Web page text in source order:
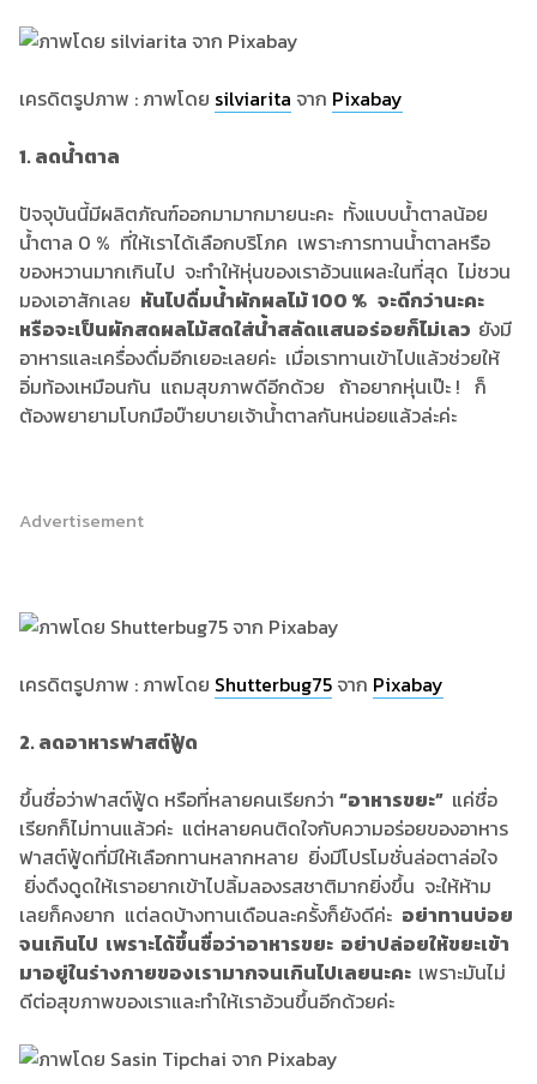
เครดิตรูปภาพ : ภาพโดย silviarita จาก Pixabay
1. ลดน้ำตาล
ปัจจุบันนี้มีผลิตภัณฑ์ออกมามากมายนะคะ ทั้งแบบน้ำตาลน้อย
น้ำตาล 0 % ที่ให้เราได้เลือกบริโภค เพราะการทานน้ำตาลหรือ
ของหวานมากเกินไป จะทำให้หุ่นของเราอ้วนแผละในที่สุด ไม่ชวน
มองเอาสักเลย หันไปดื่มน้ำผักผลไม้ 100 % จะดีกว่านะคะ
หรือจะเป็นผักสดผลไม้สดใส่น้ำสลัดแสนอร่อยก็ไม่เลว ยังมี
อาหารและเครื่องดื่มอีกเยอะเลยค่ะ เมื่อเราทานเข้าไปแล้วช่วยให้
อิ่มท้องเหมือนกัน แถมสุขภาพดีอีกด้วย ถ้าอยากหุ่นเป๊ะ ! ก็
ต้องพยายามโบกมือบ๊ายบายเจ้าน้ำตาลกันหน่อยแล้วล่ะค่ะ
Advertisement
เครดิตรูปภาพ : ภาพโดย Shutterbug75จาก Pixabay
2. ลดอาหารฟาสต์ฟู้ด
ขึ้นชื่อว่าฟาสต์ฟู้ด หรือที่หลายคนเรียกว่า “อาหารขยะ” แค่ชื่อ
เรียกก็ไม่ทานแล้วค่ะ แต่หลายคนติดใจกับความอร่อยของอาหาร
ฟาสต์ฟู้ดที่มีให้เลือกทานหลากหลาย ยิ่งมีโปรโมชั่นล่อตาล่อใจ
ยิ่งดึงดูดให้เราอยากเข้าไปลิ้มลองรสชาติมากยิ่งขึ้น จะให้ห้าม
เลยก็คงยาก แต่ลดบ้างทานเดือนละครั้งก็ยังดีค่ะ อย่าทานบ่อย
จนเกินไป เพราะได้ขึ้นชื่อว่าอาหารขยะ อย่าปล่อยให้ขยะเข้า
มาอยู่ในร่างกายของเรามากจนเกินไปเลยนะคะ เพราะมันไม่
ดีต่อสุขภาพของเราและทำให้เราอ้วนขึ้นอีกด้วยค่ะ